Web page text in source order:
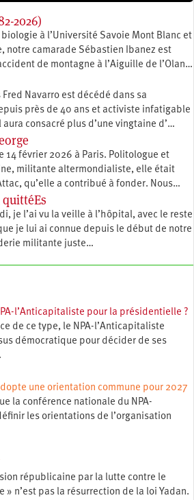
2026)
à l’Université Savoie Mont Blanc et
notre camarade Sébastien Ibanez est
de montagne à l’Aiguille de l’Olan…
Navarro est décédé dans sa
près de 40 ans et activiste infatigable
consacré plus d’une vingtaine d’…
14 février 2026 à Paris. Politologue et
militante altermondialiste, elle était
qu’elle a contribué à fonder. Nous…
je l’ai vu la veille à l’hôpital, avec le reste
je lui ai connue depuis le début de notre
militante juste…
l’Anticapitaliste pour la présidentielle ?
de ce type, le NPA-l’Anticapitaliste
démocratique pour décider de ses
une orientation commune pour 2027
la conférence nationale du NPA-
les orientations de l’organisation
républicaine par la lutte contre le
» n’est pas la résurrection de la loi Yadan.